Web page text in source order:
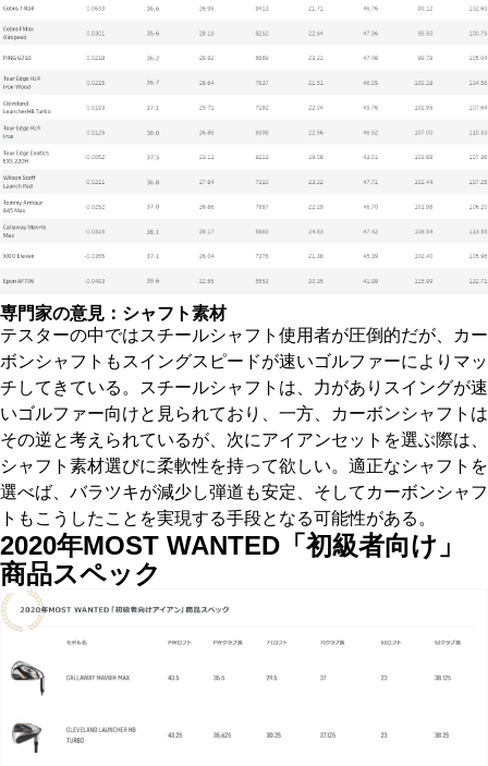
専門家の意見：シャフト素材
テスターの中ではスチールシャフト使用者が圧倒的だが、カー
ボンシャフトもスイングスピードが速いゴルファーによりマッ
チしてきている。スチールシャフトは、力がありスイングが速
いゴルファー向けと見られており、一方、カーボンシャフトは
その逆と考えられているが、次にアイアンセットを選ぶ際は、
シャフト素材選びに柔軟性を持って欲しい。適正なシャフトを
選べば、バラツキが減少し弾道も安定、そしてカーボンシャフ
トもこうしたことを実現する手段となる可能性がある。
2020年MOST WANTED「初級者向け」
商品スペック